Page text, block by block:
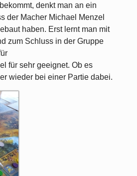
denkt man an ein
der Macher Michael Menzel
haben. Erst lernt man mit
zum Schluss in der Gruppe
für sehr geeignet. Ob es
wieder bei einer Partie dabei.